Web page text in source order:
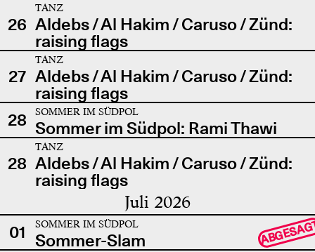
26
TANZ
Aldebs / Al Hakim / Caruso / Zünd:
raising flags
27
TANZ
Aldebs / Al Hakim / Caruso / Zünd:
raising flags
28
SOMMER IM SÜDPOL
Sommer im Südpol: Rami Thawi
28
TANZ
Aldebs / Al Hakim / Caruso / Zünd:
raising flags
Juli 2026
01 SOMMER IM SÜDPOL
Sommer-Slam